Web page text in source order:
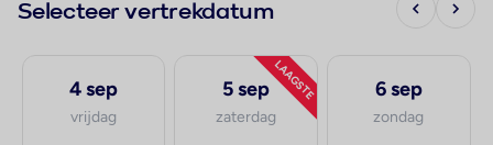
Selecteer vertrekdatum
4 sep
vrijdag
LAAGSTE
5 sep
zaterdag
6 sep
zondag